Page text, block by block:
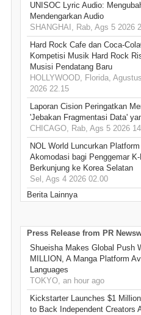
UNISOC Lyric Audio:
Mendengarkan Audio
SHANGHAI, Rab, Ags 5 2026
Hard Rock Cafe dan Coca-
Kompetisi Musik Hard Rock
Musisi Pendatang Baru
HOLLYWOOD, Florida,
2026 22.15
Laporan Cision Peringatkan
'Jebakan Fragmentasi Data'
CHICAGO, Rab, Ags 5 2026
NOL World Luncurkan
Akomodasi bagi Penggemar
Berkunjung ke Korea Selatan
Sel, Ags 4 2026 02.00
Berita Lainnya
Press Release from PR
Shueisha Makes Global Push
MILLION, A Manga Platform
Languages
TOKYO, an hour ago
Kickstarter Launches $1
to Back Independent Creators